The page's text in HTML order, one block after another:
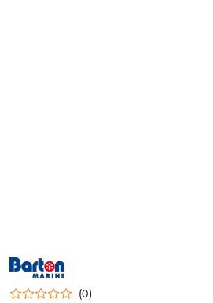
NAZWA
PRODUCENTA:
MARINE (0)